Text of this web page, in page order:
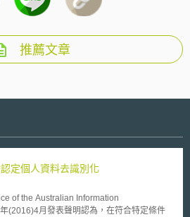
推薦文章
定個人資料去識別化
of the Australian Information
(2016)4月發表聲明認為，在符合特定條件